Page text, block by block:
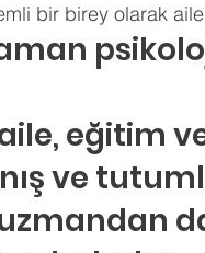
bir birey olarak
eğitim
ve